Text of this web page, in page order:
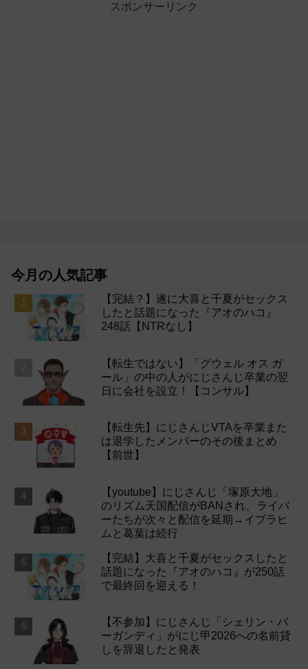
スポンサーリンク
今月の人気記事
【完結？】遂に大喜と千夏がセックス
したと話題になった『アオのハコ』
248話【NTRなし】
【転生ではない】「グウェル オス ガ
ール」の中の人がにじさんじ卒業の翌
日に会社を設立！【コンサル】
【転生先】にじさんじVTAを卒業また
は退学したメンバーのその後まとめ
【前世】
【youtube】にじさんじ「塚原大地」
のリズム天国配信がBANされ、ライバ
ーたちが次々と配信を延期→イブラヒ
ムと葛葉は続行
【完結】大喜と千夏がセックスしたと
話題になった『アオのハコ』が250話
で最終回を迎える！
【不参加】にじさんじ「シェリン・バ
ーガンディ」がにじ甲2026への名前貸
しを辞退したと発表